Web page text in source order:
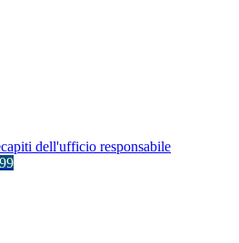
dell'ufficio responsabile
99